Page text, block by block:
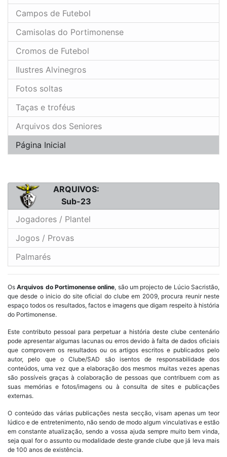
Campos de Futebol
Camisolas do Portimonense
Cromos de Futebol
Ilustres Alvinegros
Fotos soltas
Taças e troféus
Arquivos dos Seniores
Página Inicial
ARQUIVOS:
Sub-23
Jogadores / Plantel
Jogos / Provas
Palmarés
OsArquivos do Portimonense online, são um projecto de Lúcio Sacristão,
que desde o inicio do site oficial do clube em 2009, procura reunir neste
espaço todos os resultados, factos e imagens que digam respeito à história
do Portimonense.
Este contributo pessoal para perpetuar a história deste clube centenário
pode apresentar algumas lacunas ou erros devido à falta de dados oficiais
que comprovem os resultados ou os artigos escritos e publicados pelo
autor, pelo que o Clube/SAD são isentos de responsabilidade dos
conteúdos, uma vez que a elaboração dos mesmos muitas vezes apenas
são possíveis graças à colaboração de pessoas que contribuem com as
suas memórias e fotos/imagens ou à consulta de sites e publicações
externas.
O conteúdo das várias publicações nesta secção, visam apenas um teor
lúdico e de entretenimento, não sendo de modo algum vinculativas e estão
em constante atualização, sendo a vossa ajuda sempre muito bem vinda,
seja qual for o assunto ou modalidade deste grande clube que já leva mais
de 100 anos de existência.